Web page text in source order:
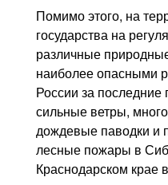
Помимо этого, на
государства на
различные
наиболее опасными
России за последние
сильные ветры,
дождевые паводки и
лесные пожары в
Краснодарском крае